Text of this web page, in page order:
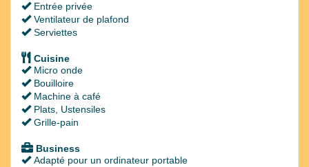
Entrée privée
Ventilateur de plafond
Serviettes
Cuisine
Micro onde
Bouilloire
Machine à café
Plats, Ustensiles
Grille-pain
Business
Adapté pour un ordinateur portable